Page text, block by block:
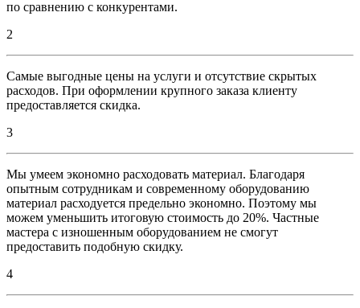
по сравнению с конкурентами.
2
Самые выгодные цены на услуги и отсутствие скрытых
расходов. При оформлении крупного заказа клиенту
предоставляется скидка.
3
Мы умеем экономно расходовать материал. Благодаря
опытным сотрудникам и современному оборудованию
материал расходуется предельно экономно. Поэтому мы
можем уменьшить итоговую стоимость до 20%. Частные
мастера с изношенным оборудованием не смогут
предоставить подобную скидку.
4